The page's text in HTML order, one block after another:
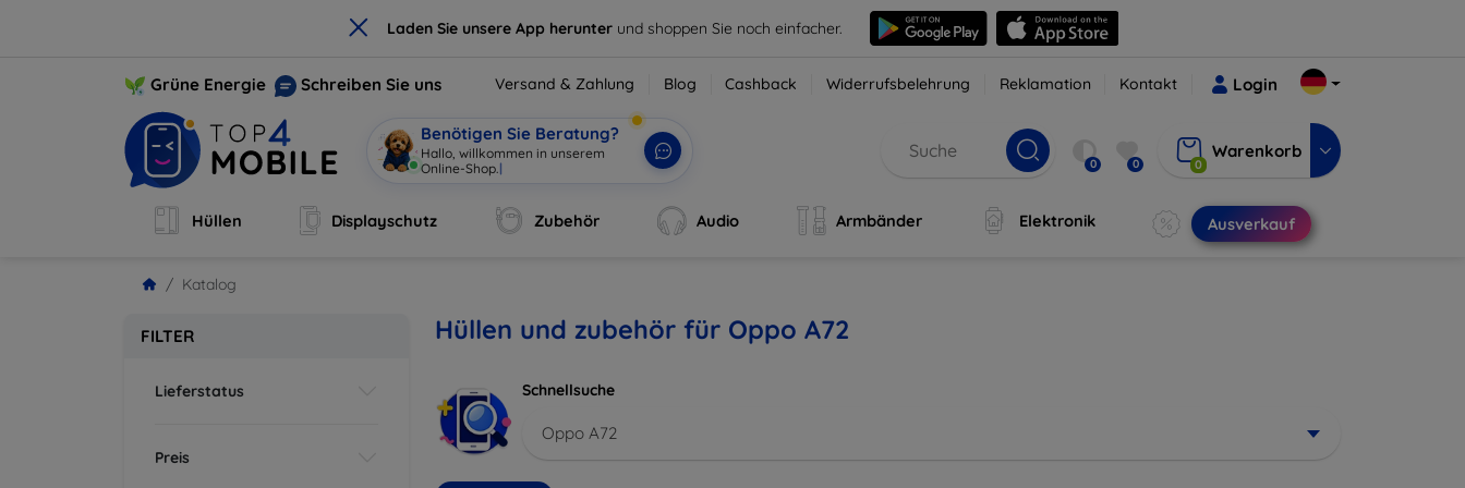
× Laden Sie unsere App herunter und shoppen Sie noch einfacher.
Grüne Energie Schreiben Sie uns Versand & Zahlung Blog Cashback Widerrufsbelehrung Reklamation Kontakt Login
Benötigen Sie Beratung?
Hallo, willkommen in unserem
Online-Shop. | 0 0 0
Warenkorb
Hüllen Displayschutz Zubehör Audio Armbänder Elektronik Ausverkauf
Katalog
FILTER
Lieferstatus
Preis
Hüllen und zubehör für Oppo A72
Schnellsuche
Oppo A72